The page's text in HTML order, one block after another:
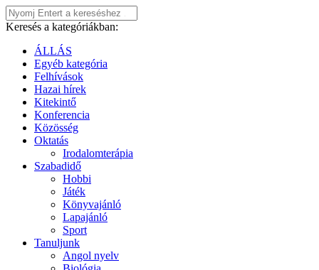
Keresés a kategóriákban:
ÁLLÁS
Egyéb kategória
Felhívások
Hazai hírek
Kitekintő
Konferencia
Közösség
Oktatás
Irodalomterápia
Szabadidő
Hobbi
Játék
Könyvajánló
Lapajánló
Sport
Tanuljunk
Angol nyelv